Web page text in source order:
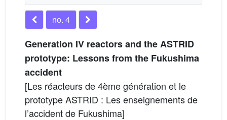
no. 4
Generation IV reactors and the ASTRID
prototype: Lessons from the Fukushima
accident
[Les réacteurs de 4ème génération et le
prototype ASTRID : Les enseignements de
lʼaccident de Fukushima]